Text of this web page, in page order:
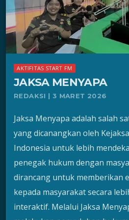
AKTIFITAS START FM
JAKSA MENYAPA
REDAKSI | 3 MARET 2026
Jaksa Menyapa adalah salah
yang dicanangkan oleh
Indonesia untuk lebih
penegak hukum dengan
dirancang untuk memberikan
kepada masyarakat secara
interaktif. Melalui Jaksa